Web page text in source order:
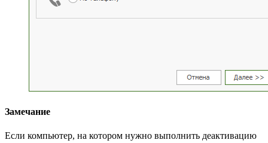
Замечание
Если компьютер, на котором нужно выполнить деактивацию